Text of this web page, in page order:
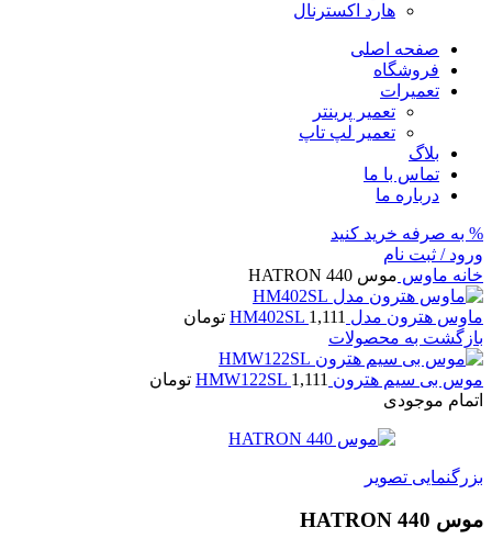
هارد اکسترنال
صفحه اصلی
فروشگاه
تعمیرات
تعمیر پرینتر
تعمیر لپ تاپ
بلاگ
تماس با ما
درباره ما
% به صرفه خرید کنید
ورود / ثبت نام
خانه ماوس موس HATRON 440
ماوس هترون مدل HM402SL 1,111
تومان
بازگشت به محصولات
موس بی سیم هترون HMW122SL 1,111
تومان
اتمام موجودی
بزرگنمایی تصویر
موس HATRON 440